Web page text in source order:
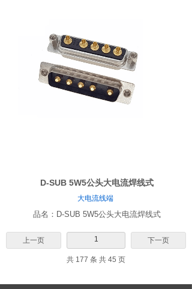
D-SUB 5W5公头大电流焊线式
大电流线端
品名：D-SUB 5W5公头大电流焊线式
上一页 1 下一页
共 177 条 共 45 页